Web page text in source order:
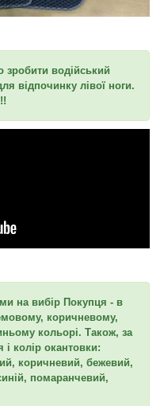
водійський
відпочинку лівої ноги.
на вибір Покупця - в
коричневому,
кольорі. Також, за
і колір окантовки:
коричневий, бежевий,
помаранчевий,